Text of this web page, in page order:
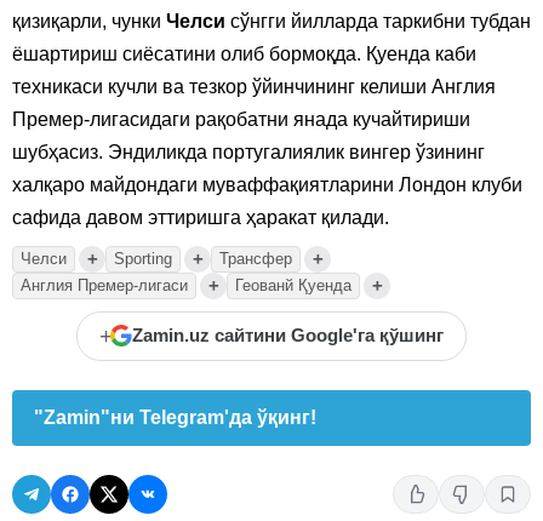
қизиқарли, чунки Челси сўнгги йилларда таркибни тубдан
ёшартириш сиёсатини олиб бормоқда. Қуенда каби
техникаси кучли ва тезкор ўйинчининг келиши Англия
Премер-лигасидаги рақобатни янада кучайтириши
шубҳасиз. Эндиликда португалиялик вингер ўзининг
халқаро майдондаги муваффақиятларини Лондон клуби
сафида давом эттиришга ҳаракат қилади.
Челси + Sporting + Трансфер +
Англия Премер-лигаси + Геованй Қуенда +
+ Zamin.uz сайтини Google'га қўшинг
"Zamin"ни Telegram'да ўқинг!